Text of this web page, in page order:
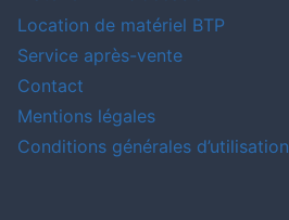
Location de matériel BTP
Service après-vente
Contact
Mentions légales
Conditions générales d’utilisation